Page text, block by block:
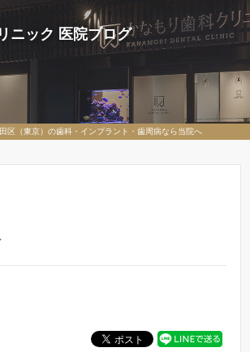
ニック 医院ブログ
区（東京）の歯科・インプラント・歯周病なら当院へ